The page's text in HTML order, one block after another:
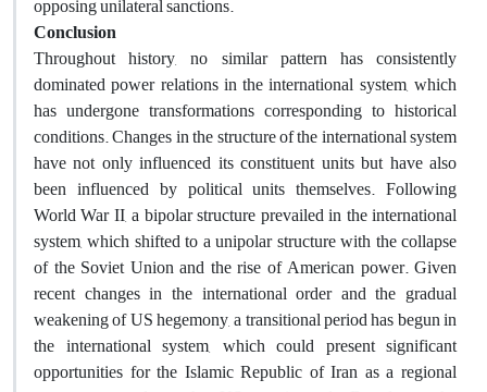
Conclusion
Throughout history, no similar pattern has consistently
dominated power relations in the international system, which
has undergone transformations corresponding to historical
conditions. Changes in the structure of the international system
have not only influenced its constituent units but have also
been influenced by political units themselves. Following
World War II, a bipolar structure prevailed in the international
system, which shifted to a unipolar structure with the collapse
of the Soviet Union and the rise of American power. Given
recent changes in the international order and the gradual
weakening of US hegemony, a transitional period has begun in
the international system, which could present significant
opportunities for the Islamic Republic of Iran as a regional